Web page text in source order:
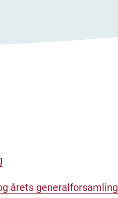
årets generalforsamling